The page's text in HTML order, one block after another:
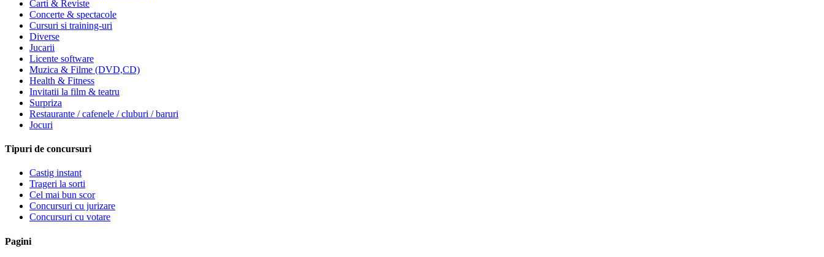
Carti & Reviste
Concerte & spectacole
Cursuri si training-uri
Diverse
Jucarii
Licente software
Muzica & Filme (DVD,CD)
Health & Fitness
Invitatii la film & teatru
Surpriza
Restaurante / cafenele / cluburi / baruri
Jocuri
Tipuri de concursuri
Castig instant
Trageri la sorti
Cel mai bun scor
Concursuri cu jurizare
Concursuri cu votare
Pagini